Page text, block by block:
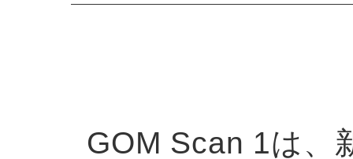
GOM Scan 1は、